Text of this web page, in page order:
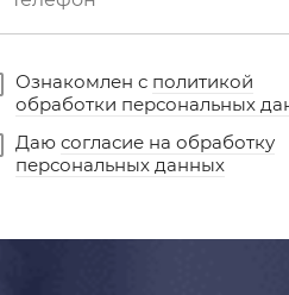
Ознакомлен с политикой
обработки персональных
Даю согласие на обработку
персональных данных